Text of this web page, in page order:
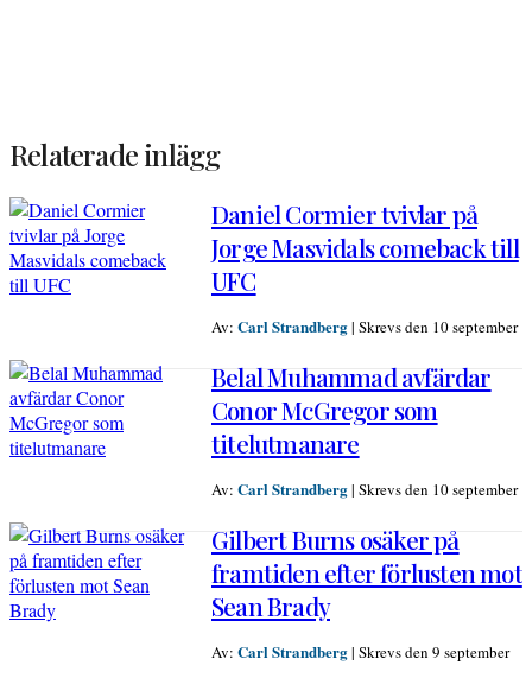
Relaterade inlägg
Daniel Cormier tvivlar på
Jorge Masvidals comeback till
UFC
Av: Carl Strandberg| Skrevs den 10 september
Belal Muhammad avfärdar
Conor McGregor som
titelutmanare
Av: Carl Strandberg| Skrevs den 10 september
Gilbert Burns osäker på
framtiden efter förlusten mot
Sean Brady
Av: Carl Strandberg| Skrevs den 9 september